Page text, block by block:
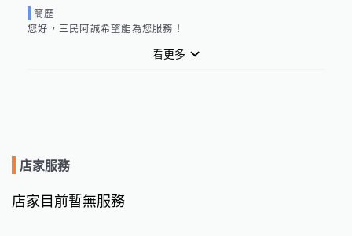
簡歷
您好， 三民阿誠希望能為您服務！
看更多
店家服務
店家目前暫無服務